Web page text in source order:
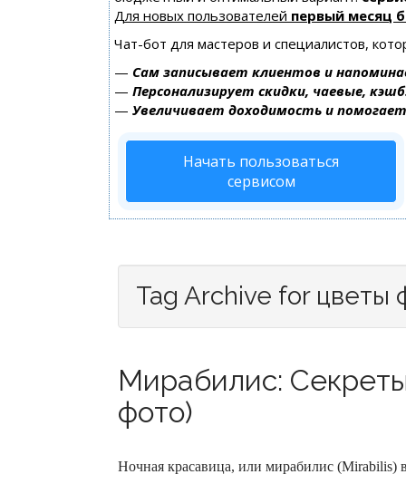
Для новых пользователей первый месяц
Чат-бот для мастеров и специалистов,
— Сам записывает клиентов и
— Персонализирует скидки, чаевые,
— Увеличивает доходимость и
Начать пользоваться
сервисом
Tag Archive for цветы
Мирабилис:
фото)
Ночная красавица, или мирабилис (Mirabilis)